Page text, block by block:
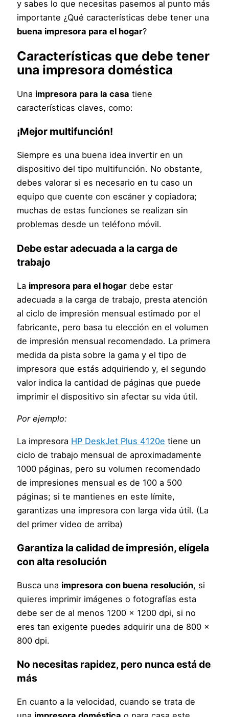
y sabes lo que necesitas pasemos al punto más
importante ¿Qué características debe tener una
buena impresora para el hogar?
Características que debe tener
una impresora doméstica
Una impresora para la casa tiene
características claves, como:
¡Mejor multifunción!
Siempre es una buena idea invertir en un
dispositivo del tipo multifunción. No obstante,
debes valorar si es necesario en tu caso un
equipo que cuente con escáner y copiadora;
muchas de estas funciones se realizan sin
problemas desde un teléfono móvil.
Debe estar adecuada a la carga de
trabajo
La impresora para el hogar debe estar
adecuada a la carga de trabajo, presta atención
al ciclo de impresión mensual estimado por el
fabricante, pero basa tu elección en el volumen
de impresión mensual recomendado. La primera
medida da pista sobre la gama y el tipo de
impresora que estás adquiriendo y, el segundo
valor indica la cantidad de páginas que puede
imprimir el dispositivo sin afectar su vida útil.
Por ejemplo:
La impresora HP DeskJet Plus 4120e tiene un
ciclo de trabajo mensual de aproximadamente
1000 páginas, pero su volumen recomendado
de impresiones mensual es de 100 a 500
páginas; si te mantienes en este límite,
garantizas una impresora con larga vida útil. (La
del primer video de arriba)
Garantiza la calidad de impresión, elígela
con alta resolución
Busca una impresora con buena resolución, si
quieres imprimir imágenes o fotografías esta
debe ser de al menos 1200 x 1200 dpi, si no
eres tan exigente puedes adquirir una de 800 x
800 dpi.
No necesitas rapidez, pero nunca está de
más
En cuanto a la velocidad, cuando se trata de